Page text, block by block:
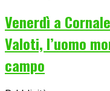
Venerdì a
Valoti, l’uomo
campo